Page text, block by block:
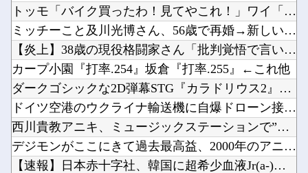
トッモ「バイク買ったわ！見てやこれ！」ワイ「これスクーターじ...
ミッチーこと及川光博さん、56歳で再婚→新しい命まで授かるｗ...
【炎上】38歳の現役格闘家さん「批判覚悟で言います。19歳の...
カープ小園『打率.254』坂倉『打率.255』←これ他
ダークゴシックな2D弾幕STG『カラドリウス2』発売決定！他
ドイツ空港のウクライナ輸送機に自爆ドローン接近、見つけた空港...
西川貴教アニキ、ミュージックステーションで”魅惑のマーメイド...
デジモンがここにきて過去最高益、2000年のアニメ放送当時を...
【速報】日本赤十字社、韓国に超希少血液Jr(a-)を提供「韓...